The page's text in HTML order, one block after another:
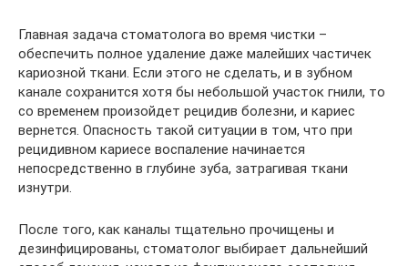
Главная задача стоматолога во время чистки –
обеспечить полное удаление даже малейших частичек
кариозной ткани. Если этого не сделать, и в зубном
канале сохранится хотя бы небольшой участок гнили, то
со временем произойдет рецидив болезни, и кариес
вернется. Опасность такой ситуации в том, что при
рецидивном кариесе воспаление начинается
непосредственно в глубине зуба, затрагивая ткани
изнутри.
После того, как каналы тщательно прочищены и
дезинфицированы, стоматолог выбирает дальнейший